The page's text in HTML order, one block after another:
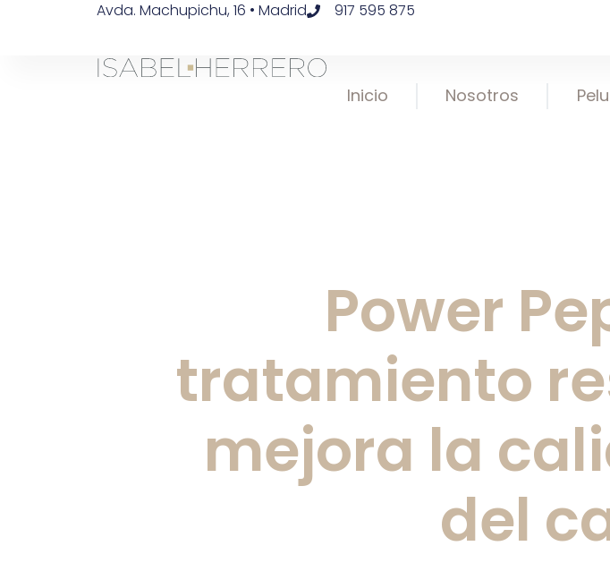
Avda. Machupichu, 16 • Madrid 917 595 875
Inicio Nosotros
Power
tratamiento
mejora la
del